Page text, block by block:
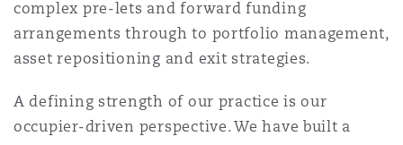
Entretien, réparation et
Droit aérien commercial
Couverture d’assurance
complex pre-lets and forward funding
arrangements through to portfolio management,
asset repositioning and exit strategies.
A defining strength of our practice is our
occupier-driven perspective. We have built a